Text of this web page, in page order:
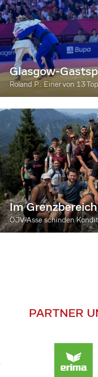
Glasgow-
Roland P.: Einer von 13
Im Grenzbereich
ÖJV-Asse schinden
PARTNER